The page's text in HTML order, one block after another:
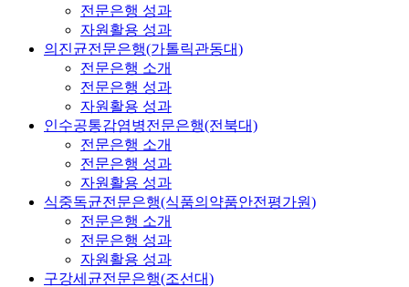
전문은행 성과
자원활용 성과
의진균전문은행(가톨릭관동대)
전문은행 소개
전문은행 성과
자원활용 성과
인수공통감염병전문은행(전북대)
전문은행 소개
전문은행 성과
자원활용 성과
식중독균전문은행(식품의약품안전평가원)
전문은행 소개
전문은행 성과
자원활용 성과
구강세균전문은행(조선대)